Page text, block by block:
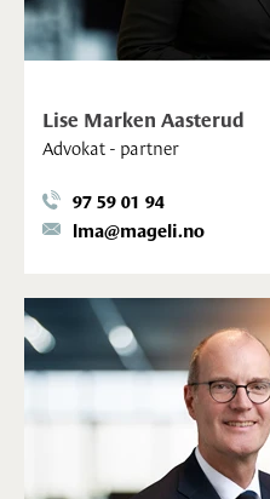
Lise Marken Aasterud
Advokat - partner
97 59 01 94
lma@mageli.no